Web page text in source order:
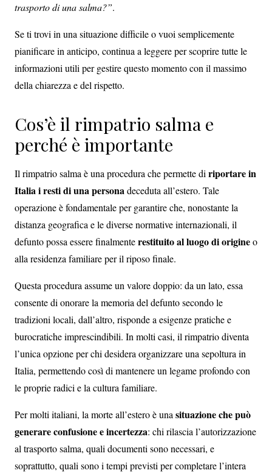
trasporto di una salma?”.
Se ti trovi in una situazione difficile o vuoi semplicemente
pianificare in anticipo, continua a leggere per scoprire tutte le
informazioni utili per gestire questo momento con il massimo
della chiarezza e del rispetto.
Cos’è il rimpatrio salma e
perché è importante
Il rimpatrio salma è una procedura che permette diriportare in
Italia i resti di una personadeceduta all’estero. Tale
operazione è fondamentale per garantire che, nonostante la
distanza geografica e le diverse normative internazionali, il
defunto possa essere finalmenterestituito al luogo di origineo
alla residenza familiare per il riposo finale.
Questa procedura assume un valore doppio: da un lato, essa
consente di onorare la memoria del defunto secondo le
tradizioni locali, dall’altro, risponde a esigenze pratiche e
burocratiche imprescindibili. In molti casi, il rimpatrio diventa
l’unica opzione per chi desidera organizzare una sepoltura in
Italia, permettendo così di mantenere un legame profondo con
le proprie radici e la cultura familiare.
Per molti italiani, la morte all’estero è unasituazione che può
generare confusione e incertezza: chi rilascia l’autorizzazione
al trasporto salma, quali documenti sono necessari, e
soprattutto, quali sono i tempi previsti per completare l’intera